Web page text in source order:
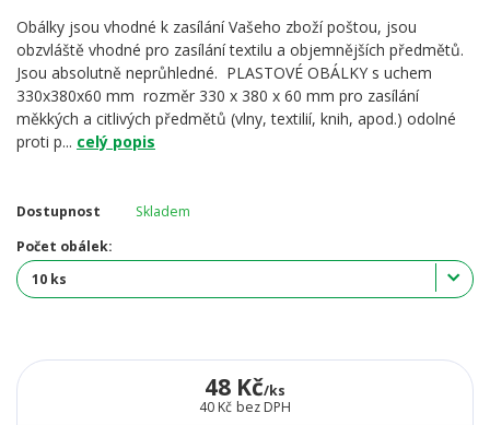
Obálky jsou vhodné k zasílání Vašeho zboží poštou, jsou
obzvláště vhodné pro zasílání textilu a objemnějších předmětů.
Jsou absolutně neprůhledné. PLASTOVÉ OBÁLKY s uchem
330x380x60 mm rozměr 330 x 380 x 60 mm pro zasílání
měkkých a citlivých předmětů (vlny, textilií, knih, apod.) odolné
proti p... celý popis
Dostupnost
Skladem
Počet obálek:
48 Kč/ks
40 Kč bez DPH